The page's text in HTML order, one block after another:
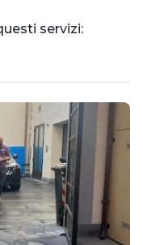
servizi: